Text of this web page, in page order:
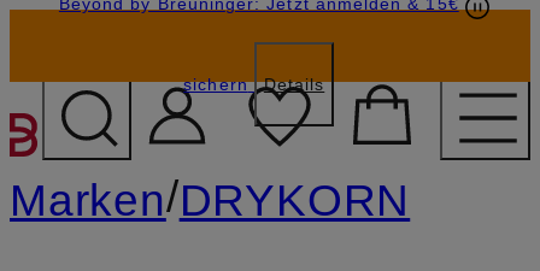
ZUM HAUPTINHALT
sichern Details
GESCHENK20
Marken/DRYKORN